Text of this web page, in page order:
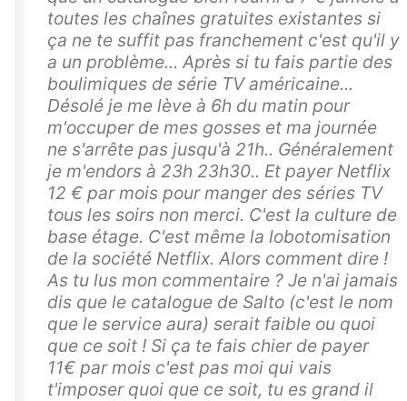
toutes les chaînes gratuites existantes si
ça ne te suffit pas franchement c'est qu'il y
a un problème... Après si tu fais partie des
boulimiques de série TV américaine...
Désolé je me lève à 6h du matin pour
m'occuper de mes gosses et ma journée
ne s'arrête pas jusqu'à 21h.. Généralement
je m'endors à 23h 23h30.. Et payer Netflix
12 € par mois pour manger des séries TV
tous les soirs non merci. C'est la culture de
base étage. C'est même la lobotomisation
de la société Netflix. Alors comment dire !
As tu lus mon commentaire ? Je n'ai jamais
dis que le catalogue de Salto (c'est le nom
que le service aura) serait faible ou quoi
que ce soit ! Si ça te fais chier de payer
11€ par mois c'est pas moi qui vais
t'imposer quoi que ce soit, tu es grand il